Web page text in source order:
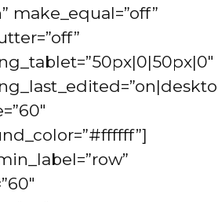
make_equal=”off”